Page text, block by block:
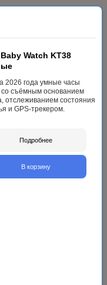
Watch KT38
2026 года умные часы
со съёмным основанием
отслеживанием состояния
и GPS-трекером.
Подробнее
В корзину